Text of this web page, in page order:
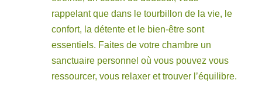
rappelant que dans le tourbillon de la vie, le
confort, la détente et le bien-être sont
essentiels. Faites de votre chambre un
sanctuaire personnel où vous pouvez vous
ressourcer, vous relaxer et trouver l’équilibre.